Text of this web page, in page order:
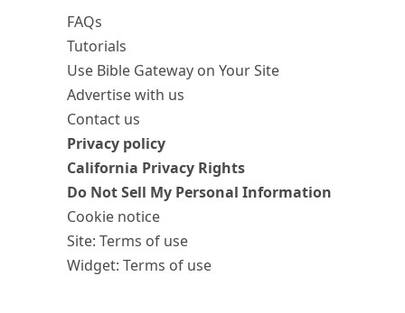
FAQs
Tutorials
Use Bible Gateway on Your Site
Advertise with us
Contact us
Privacy policy
California Privacy Rights
Do Not Sell My Personal Information
Cookie notice
Site: Terms of use
Widget: Terms of use